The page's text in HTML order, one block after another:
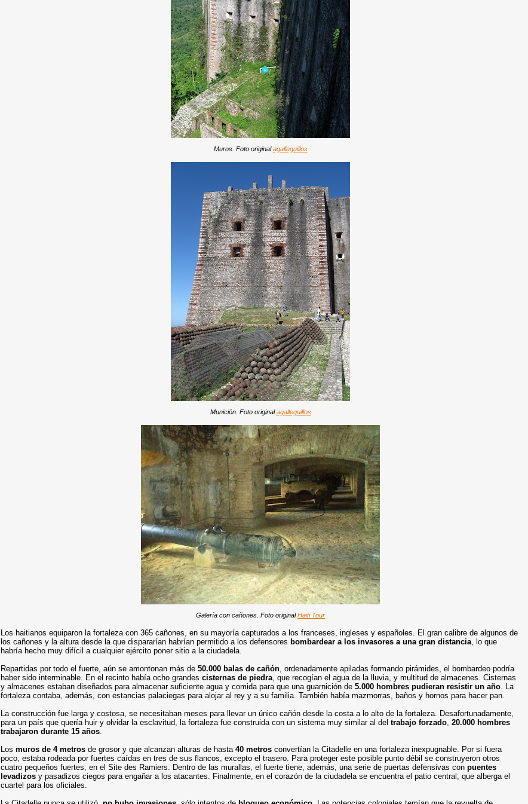
Muros. Foto originalagalleguillos
Munición. Foto originalagalleguillos
Galería con cañones. Foto originalHaiti Tour
Los haitianos equiparon la fortaleza con 365 cañones, en su mayoría capturados a los franceses, ingleses y españoles. El gran calibre de algunos de
los cañones y la altura desde la que dispararían habrían permitido a los defensores bombardear a los invasores a una gran distancia, lo que
habría hecho muy difícil a cualquier ejército poner sitio a la ciudadela.
Repartidas por todo el fuerte, aún se amontonan más de50.000 balas de cañón, ordenadamente apiladas formando pirámides, el bombardeo podría
haber sido interminable. En el recinto había ocho grandescisternas de piedra, que recogían el agua de la lluvia, y multitud de almacenes. Cisternas
y almacenes estaban diseñados para almacenar suficiente agua y comida para que una guarnición de5.000 hombres pudieran resistir un año. La
fortaleza contaba, además, con estancias palaciegas para alojar al rey y a su familia. También había mazmorras, baños y hornos para hacer pan.
La construcción fue larga y costosa, se necesitaban meses para llevar un único cañón desde la costa a lo alto de la fortaleza. Desafortunadamente,
para un país que quería huir y olvidar la esclavitud, la fortaleza fue construida con un sistema muy similar al deltrabajo forzado,20.000 hombres
trabajaron durante 15 años.
Losmuros de 4 metrosde grosor y que alcanzan alturas de hasta40 metros convertían la Citadelle en una fortaleza inexpugnable. Por si fuera
poco, estaba rodeada por fuertes caídas en tres de sus flancos, excepto el trasero. Para proteger este posible punto débil se construyeron otros
cuatro pequeños fuertes, en el Site des Ramiers. Dentro de las murallas, el fuerte tiene, además, una serie de puertas defensivas conpuentes
levadizos y pasadizos ciegos para engañar a los atacantes. Finalmente, en el corazón de la ciudadela se encuentra el patio central, que alberga el
cuartel para los oficiales.